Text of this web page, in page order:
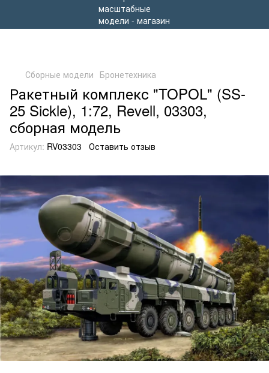
Сборные модели Бронетехника
Ракетный комплекс "TOPOL" (SS-
25 Sickle), 1:72, Revell, 03303,
сборная модель
Артикул: RV03303 Оставить отзыв